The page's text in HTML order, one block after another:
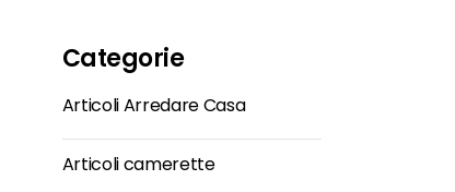
Categorie
Articoli Arredare Casa
Articoli camerette